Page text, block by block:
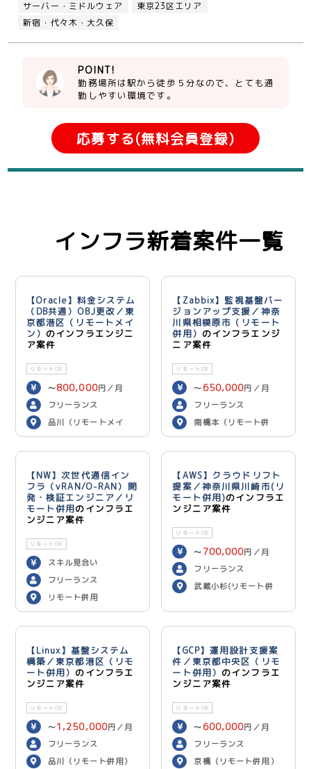
サーバー・ミドルウェア
東京23区エリア
新宿・代々木・大久保
POINT!
勤務場所は駅から徒歩５分なので、とても通
勤しやすい環境です。
応募する(無料会員登録)
インフラ新着案件一覧
【Oracle】料金システム
（DB共通）OBJ更改／東
京都港区（リモートメイ
ン） のインフラエンジニ
ア案件
リモートOK
〜800,000円／月
フリーランス
品川（リモートメイ
ン）
【Zabbix】監視基盤バー
ジョンアップ支援／神奈
川県相模原市（リモート
併用） のインフラエンジ
ニア案件
リモートOK
〜 650,000円／月
フリーランス
南橋本（リモート併
用）
【NW】次世代通信イン
フラ（vRAN/O-RAN）開
発・検証エンジニア／リ
モート併用のインフラエ
ンジニア案件
リモートOK
スキル見合い
フリーランス
リモート併用
【AWS】クラウドリフト
提案／神奈川県川崎市(リ
モート併用)のインフラエ
ンジニア案件
リモートOK
〜 700,000円／月
フリーランス
武蔵小杉(リモート併
【Linux】基盤システム
構築／東京都港区（リモ
ート併用） のインフラエ
ンジニア案件
リモートOK
〜1,250,000円／月
フリーランス
品川（リモート併用）
【GCP】運用設計支援案
件／東京都中央区（リモ
ート併用） のインフラエ
ンジニア案件
リモートOK
〜 600,000円／月
フリーランス
京橋（リモート併用）